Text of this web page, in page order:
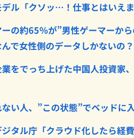
デル「クソッ…！仕事とはい
の約65％が”男性ゲーマーか
で女性側のデータしかないの
をでっち上げた中国人投資家
い人、”この状態”でベッドに
ジタル庁「クラウド化したら